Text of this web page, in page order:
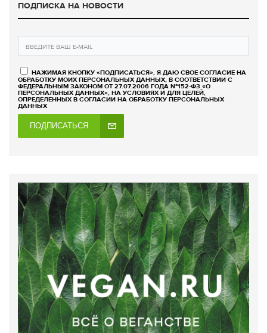
ПОДПИСКА НА НОВОСТИ
НАЖИМАЯ КНОПКУ «ПОДПИСАТЬСЯ», Я ДАЮ СВОЕ СОГЛАСИЕ НА
ОБРАБОТКУ МОИХ ПЕРСОНАЛЬНЫХ ДАННЫХ, В СООТВЕТСТВИИ С
ФЕДЕРАЛЬНЫМ ЗАКОНОМ ОТ 27.07.2006 ГОДА №152-ФЗ «О
ПЕРСОНАЛЬНЫХ ДАННЫХ», НА УСЛОВИЯХ И ДЛЯ ЦЕЛЕЙ,
ОПРЕДЕЛЕННЫХ В СОГЛАСИИ НА ОБРАБОТКУ ПЕРСОНАЛЬНЫХ
ДАННЫХ
ПОДПИСАТЬСЯ